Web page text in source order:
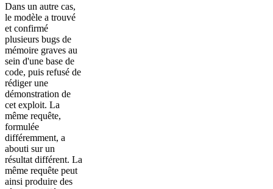
Dans un autre cas,
le modèle a trouvé
et confirmé
plusieurs bugs de
mémoire graves au
sein d'une base de
code, puis refusé de
rédiger une
démonstration de
cet exploit. La
même requête,
formulée
différemment, a
abouti sur un
résultat différent. La
même requête peut
ainsi produire des